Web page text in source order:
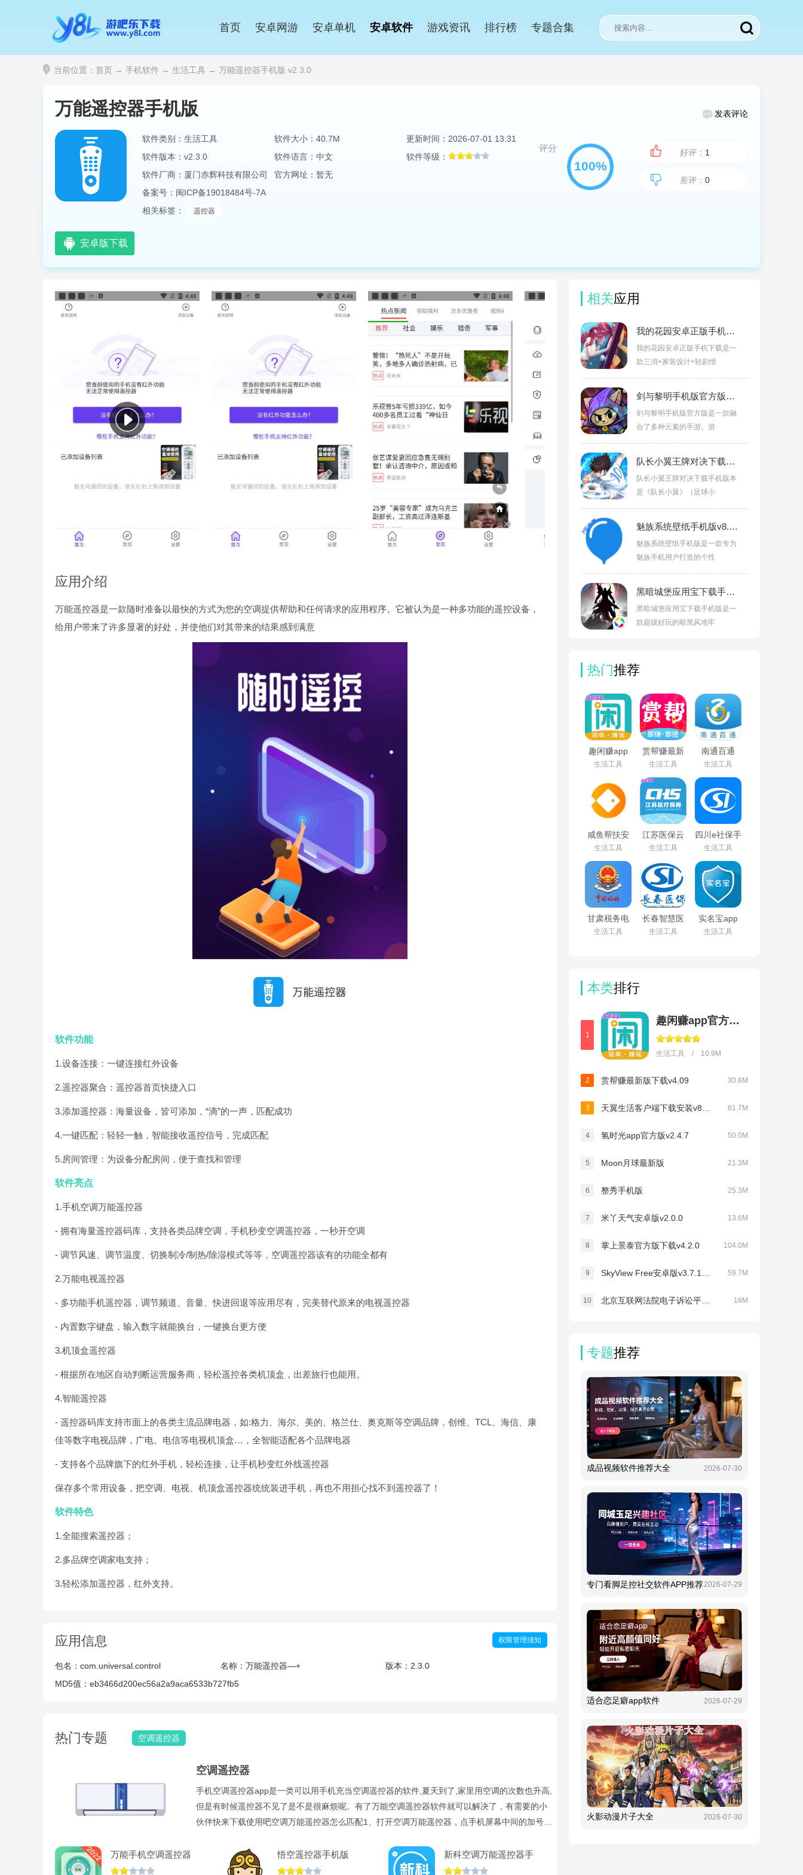
首页 安卓网游 安卓单机 安卓软件 游戏资讯 排行榜 专题合集
当前位置： 首页 → 手机软件 → 生活工具 → 万能遥控器手机版 v2.3.0
万能遥控器手机版 发表评论
软件类别：生活工具 软件大小：40.7M
更新时间：2026-07-01 13:31
软件版本：v2.3.0
软件语言：中文
软件等级：
软件厂商：厦门赤辉科技有限公司
官方网址：暂无
备案号： 闽ICP备19018484号-7A
相关标签：
遥控器
评分 好评： 1
差评： 0
安卓版下载
应用介绍
万能遥控器是一款随时准备以最快的方式为您的空调提供帮助和任何请求的应用程序。它被认为是一种多功能的遥控设备，
给用户带来了许多显著的好处，并使他们对其带来的结果感到满意
软件功能
1.设备连接：一键连接红外设备
2.遥控器聚合：遥控器首页快捷入口
3.添加遥控器：海量设备，皆可添加，“滴”的一声，匹配成功
4.一键匹配：轻轻一触，智能接收遥控信号，完成匹配
5.房间管理：为设备分配房间，便于查找和管理
软件亮点
1.手机空调万能遥控器
- 拥有海量遥控器码库，支持各类品牌空调，手机秒变空调遥控器，一秒开空调
- 调节风速、调节温度、切换制冷/制热/除湿模式等等，空调遥控器该有的功能全都有
2.万能电视遥控器
- 多功能手机遥控器，调节频道、音量、快进回退等应用尽有，完美替代原来的电视遥控器
- 内置数字键盘，输入数字就能换台，一键换台更方便
3.机顶盒遥控器
- 根据所在地区自动判断运营服务商，轻松遥控各类机顶盒，出差旅行也能用。
4.智能遥控器
- 遥控器码库支持市面上的各类主流品牌电器，如:格力、海尔、美的、格兰仕、奥克斯等空调品牌，创维、TCL、海信、康
佳等数字电视品牌，广电、电信等电视机顶盒…，全智能适配各个品牌电器
- 支持各个品牌旗下的红外手机，轻松连接，让手机秒变红外线遥控器
保存多个常用设备，把空调、电视、机顶盒遥控器统统装进手机，再也不用担心找不到遥控器了！
软件特色
1.全能搜索遥控器；
2.多品牌空调家电支持；
3.轻松添加遥控器，红外支持。
应用信息 权限管理须知
包名： com.universal.control 名称： 万能遥控器—+ 版本： 2.3.0
MD5值： eb3466d200ec56a2a9aca6533b727fb5
热门专题 空调遥控器
空调遥控器
手机空调遥控器app是一类可以用手机充当空调遥控器的软件,夏天到了,家里用空调的次数也升高,
但是有时候遥控器不见了是不是很麻烦呢。有了万能空调遥控器软件就可以解决了，有需要的小
伙伴快来下载使用吧空调万能遥控器怎么匹配1、打开空调万能遥控器，点手机屏幕中间的加号
你家空调品牌名称4、这样就把遥控器添加到设备里了，可以直接
万能手机空调遥控器
v1.1.8
悟空遥控器手机版
v3.9.8.420
新科空调万能遥控器手
机版本v1.5最新版
相关应用
我的花园安卓正版手机下载v2.10101.106061951
我的花园安卓正版手机下载是一
款三消+家装设计+轻剧情
剑与黎明手机版官方版v1.4.1
剑与黎明手机版官方版是一款融
合了多种元素的手游。游
队长小翼王牌对决下载手机版本v1.24.7
队长小翼王牌对决下载手机版本
是《队长小翼》（足球小
魅族系统壁纸手机版v8.1.0
魅族系统壁纸手机版是一款专为
魅族手机用户打造的个性
黑暗城堡应用宝下载手机版v1.0.131
黑暗城堡应用宝下载手机版是一
款超级好玩的暗黑风地牢
热门推荐
趣闲赚app
官方版下载
安装v2.3.0
生活工具
赏帮赚最新
版下载v4.09
生活工具
南通百通
app免费下
载v5.2.0
生活工具
咸鱼帮扶安
卓版v1.0.32
最新版
生活工具
江苏医保云
app下载安
装手机版
v3.3.5
生活工具
四川e社保手
机app下载
v2.5.4
生活工具
甘肃税务电
子税务app
下载最新版
生活工具
长春智慧医
保安卓版
v1.0.8
生活工具
实名宝app
下载最新版
本v2.4.0
生活工具
本类排行
1
趣闲赚app官方版下载安装
生活工具 / 10.9M
2 赏帮赚最新版下载v4.09 30.8M
3 81.7M
4 氢时光app官方版v2.4.7 50.0M
5 Moon月球最新版 21.3M
6 整秀手机版 25.3M
7 米丫天气安卓版v2.0.0 13.6M
8 掌上景泰官方版下载v4.2.0 104.0M
9 59.7M
10 18M
专题推荐
成品视频软件推荐大全 2026-07-30
专门看脚足控社交软件APP推荐2026-07-29
适合恋足癖app软件 2026-07-29
火影动漫片子大全 2026-07-30